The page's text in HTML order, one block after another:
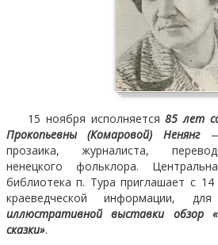
15 ноября исполняется85 лет
Прокопьевны (Комаровой) Ненянг—
прозаика, журналиста,
ненецкого фольклора.
библиотека п. Тура приглашает с
краеведческой информации,
иллюстративной выставки обзор
сказки».